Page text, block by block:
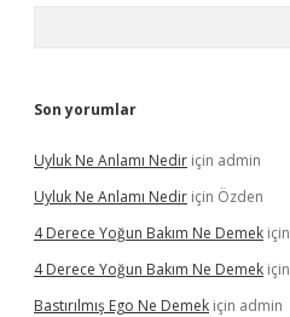
Son yorumlar
Uyluk Ne Anlamı Nedir için admin
Uyluk Ne Anlamı Nedir için Özden
4 Derece Yoğun Bakım Ne Demek için
4 Derece Yoğun Bakım Ne Demek için
Bastırılmış Ego Ne Demek için admin